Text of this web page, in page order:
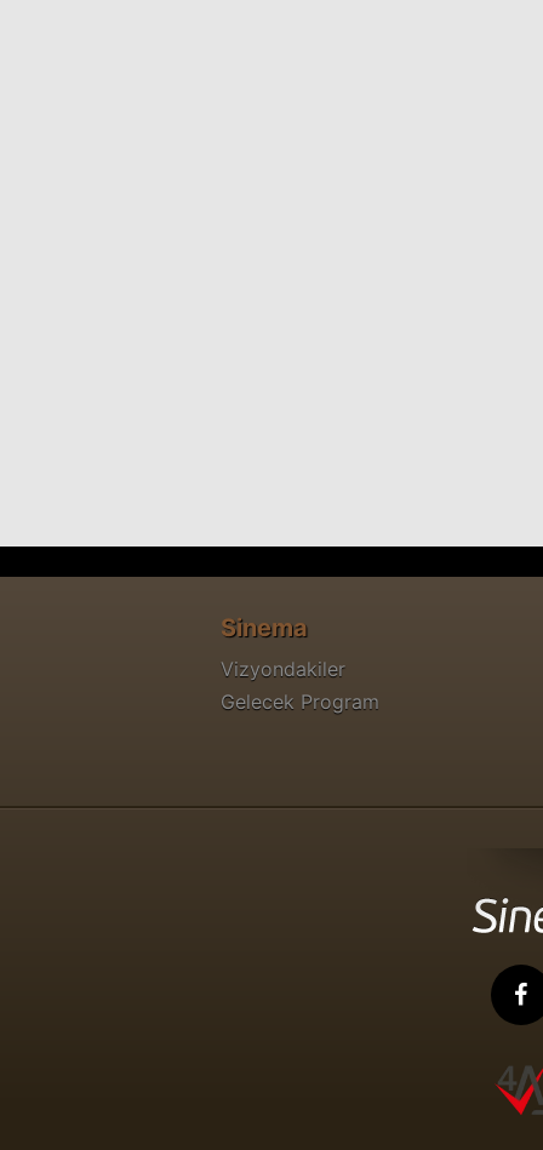
Sinema
Vizyondakiler
Gelecek Program